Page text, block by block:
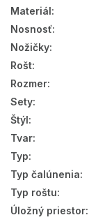
Materiál:
Nosnosť:
Nožičky:
Rošt:
Rozmer:
Sety:
Štýl:
Tvar:
Typ:
Typ čalúnenia:
Typ roštu:
Úložný priestor: